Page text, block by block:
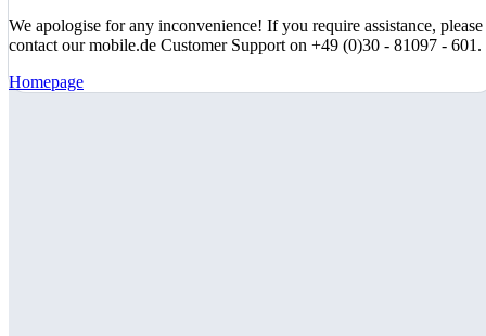
We apologise for any inconvenience! If you require assistance, please
contact our mobile.de Customer Support on +49 (0)30 - 81097 - 601.
Homepage